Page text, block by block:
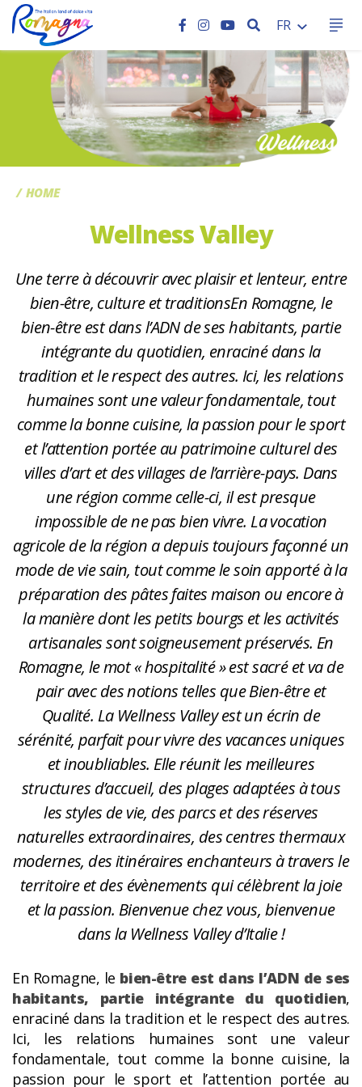
RECHERCHER
FR
CC
HOME
Wellness Valley
Une terre à découvrir avec plaisir et lenteur, entre
bien-être, culture et traditionsEn Romagne, le
bien-être est dans l’ADN de ses habitants, partie
intégrante du quotidien, enraciné dans la
tradition et le respect des autres. Ici, les relations
humaines sont une valeur fondamentale, tout
comme la bonne cuisine, la passion pour le sport
et l’attention portée au patrimoine culturel des
villes d’art et des villages de l’arrière-pays. Dans
une région comme celle-ci, il est presque
impossible de ne pas bien vivre. La vocation
agricole de la région a depuis toujours façonné un
mode de vie sain, tout comme le soin apporté à la
préparation des pâtes faites maison ou encore à
la manière dont les petits bourgs et les activités
artisanales sont soigneusement préservés. En
Romagne, le mot « hospitalité » est sacré et va de
pair avec des notions telles que Bien-être et
Qualité. La Wellness Valley est un écrin de
sérénité, parfait pour vivre des vacances uniques
et inoubliables. Elle réunit les meilleures
structures d’accueil, des plages adaptées à tous
les styles de vie, des parcs et des réserves
naturelles extraordinaires, des centres thermaux
modernes, des itinéraires enchanteurs à travers le
territoire et des évènements qui célèbrent la joie
et la passion. Bienvenue chez vous, bienvenue
dans la Wellness Valley d’Italie !
En Romagne, le bien-être est dans l’ADN de ses
habitants, partie intégrante du quotidien,
enraciné dans la tradition et le respect des autres.
Ici, les relations humaines sont une valeur
fondamentale, tout comme la bonne cuisine, la
passion pour le sport et l’attention portée au